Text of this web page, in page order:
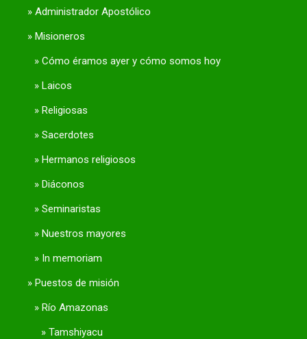
Administrador Apostólico
Misioneros
Cómo éramos ayer y cómo somos hoy
Laicos
Religiosas
Sacerdotes
Hermanos religiosos
Diáconos
Seminaristas
Nuestros mayores
In memoriam
Puestos de misión
Río Amazonas
Tamshiyacu